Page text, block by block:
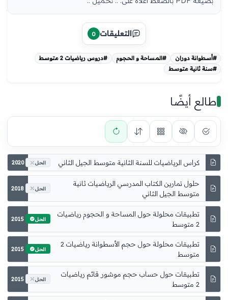
التعليقات 0
#أسطوانة دوران #المساحة و الحجوم
#دروس رياضيات 2 متوسط
#سنة ثانية متوسط
طالع أيضًا
كراس الرياضيات للسنة الثانية متوسط الجيل الثاني 2020 الحل
2018 الحل
2015 الحل
2015 الحل
2015 الحل